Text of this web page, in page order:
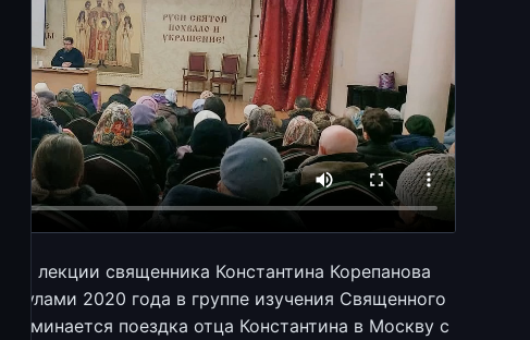
лекции священника Константина Корепанова
2020 года в группе изучения Священного
поездка отца Константина в Москву с